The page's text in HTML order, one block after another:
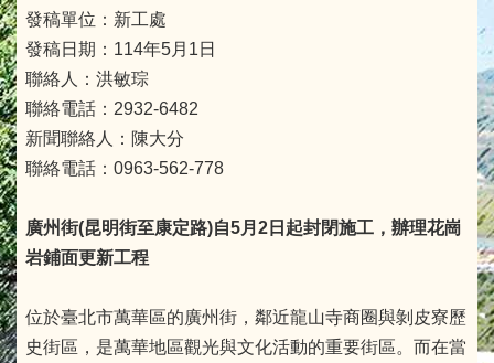
發稿單位：新工處
發稿日期：114年5月1日
聯絡人：洪敏琮
聯絡電話：2932-6482
新聞聯絡人：陳大分
聯絡電話：0963-562-778
廣州街(昆明街至康定路)自5月2日起封閉施工，辦理花崗
岩鋪面更新工程
位於臺北市萬華區的廣州街，鄰近龍山寺商圈與剝皮寮歷
史街區，是萬華地區觀光與文化活動的重要街區。而在當